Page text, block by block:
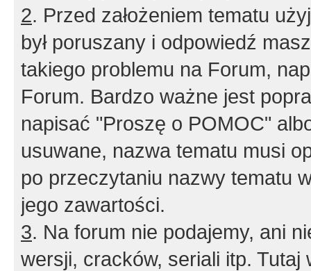
2. Przed założeniem tematu
był poruszany i odpowiedź
takiego problemu na Forum,
Forum. Bardzo ważne jest
napisać "Proszę o POMOC"
usuwane, nazwa tematu musi
po przeczytaniu nazwy tematu
jego zawartości.
3. Na forum nie podajemy, ani
wersji, cracków, seriali itp. Tutaj